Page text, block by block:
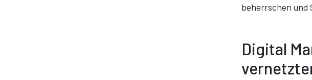
beherrschen und
Digital